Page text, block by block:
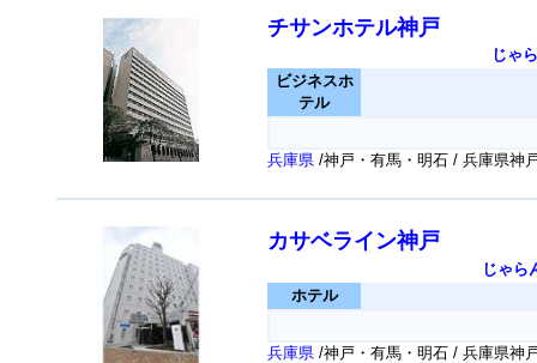
チサンホテル神戸
じゃ
ビジネスホ
テル
兵庫県 /神戸・有馬・明石 / 兵庫県神
カサベライン神戸
じゃら
ホテル
兵庫県 /神戸・有馬・明石 / 兵庫県神